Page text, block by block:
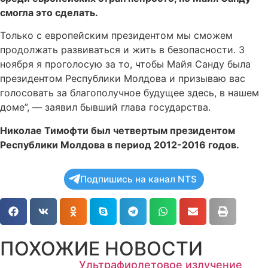
смогла это сделать.
Только с европейским президентом мы сможем
продолжать развиваться и жить в безопасности. 3
ноября я проголосую за то, чтобы Майя Санду была
президентом Республики Молдова и призываю вас
голосовать за благополучное будущее здесь, в нашем
доме”, — заявил бывший глава государства.
Николае Тимофти был четвертым президентом
Республики Молдова в период 2012-2016 годов.
Подпишись на канал NTS
ПОХОЖИЕ НОВОСТИ
Ультрафиолетовое излучение